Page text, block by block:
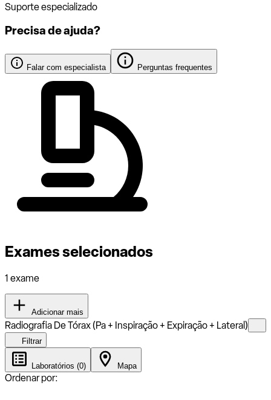
Suporte especializado
Precisa de ajuda?
Falar com especialista Perguntas frequentes
Exames selecionados
1 exame
Adicionar mais
Radiografia De Tórax (Pa + Inspiração + Expiração + Lateral)
Filtrar
Laboratórios (0) Mapa
Ordenar por: